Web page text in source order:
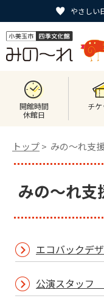
やさしい
開館時間
休館日
チケ
トップ> みの〜れ支
みの〜れ支
エコバックデ
公演スタッフ